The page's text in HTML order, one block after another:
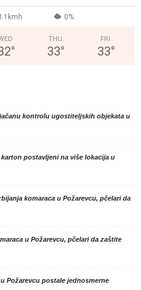
0%
°
THU
33°
FRI
33°
kontrolu ugostiteljskih objekata u
postavljeni na više lokacija u
komaraca u Požarevcu, pčelari da
u Požarevcu, pčelari da zaštite
Požarevcu postale jednosmerne